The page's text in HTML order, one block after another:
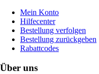
Mein Konto
Hilfecenter
Bestellung verfolgen
Bestellung zurückgeben
Rabattcodes
Über uns